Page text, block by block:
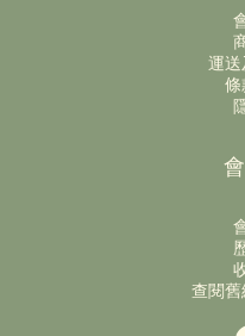
運送
條
查閱舊